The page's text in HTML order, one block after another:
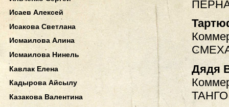
Дядя
Исаев Алексей
Исакова Светлана
Исмаилова Алина
Исмаилова Нинель
Кавлак Елена
Кадырова Айсылу
Казакова Валентина